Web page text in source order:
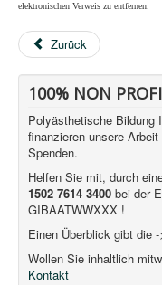
elektronischen Verweis zu entfernen.
Zurück
100% NON
Polyästhetische Bildung
finanzieren unsere
Spenden.
Helfen Sie mit, durch
1502 7614 3400 bei der
GIBAATWWXXX !
Einen Überblick gibt die -
Wollen Sie inhaltlich
Kontakt